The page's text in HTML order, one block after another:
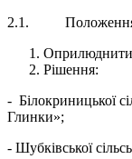
2.1. Положення про
Оприлюднити
Рішення:
- Білокриницької
Глинки»;
- Шубківської